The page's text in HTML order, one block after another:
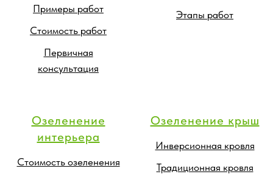
Примеры работ
Стоимость работ
Первичная
консультация
Этапы работ
Озеленение
интерьера
Стоимость озеленения
Озеленение крыш
Инверсионная кровля
Традиционная кровля